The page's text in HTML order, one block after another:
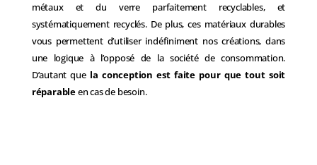
métaux et du verre parfaitement recyclables, et
systématiquement recyclés. De plus, ces matériaux durables
vous permettent d’utiliser indéfiniment nos créations, dans
une logique à l’opposé de la société de consommation.
D’autant que la conception est faite pour que tout soit
réparableen cas de besoin.